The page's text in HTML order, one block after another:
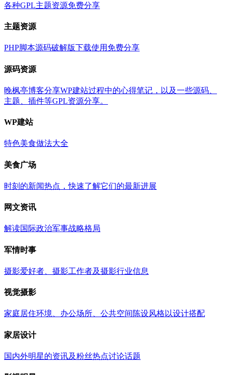
各种GPL主题资源免费分享
主题资源
PHP脚本源码破解版下载使用免费分享
源码资源
晚枫亭博客分享WP建站过程中的心得笔记，以及一些源码、
主题、插件等GPL资源分享。
WP建站
特色美食做法大全
美食广场
时刻的新闻热点，快速了解它们的最新进展
网文资讯
解读国际政治军事战略格局
军情时事
摄影爱好者、摄影工作者及摄影行业信息
视觉摄影
家庭居住环境、办公场所、公共空间陈设风格以设计搭配
家居设计
国内外明星的资讯及粉丝热点讨论话题